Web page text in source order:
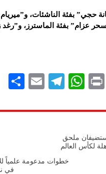
حجي” بفئة الناشئات،
عزام” بفئة الماسترز، و”رغد
T
P
nt
W
at
A
p
Te
gr
E
ai
ملحق
لكأس العالم
خطوات مدعومة علمياً
في